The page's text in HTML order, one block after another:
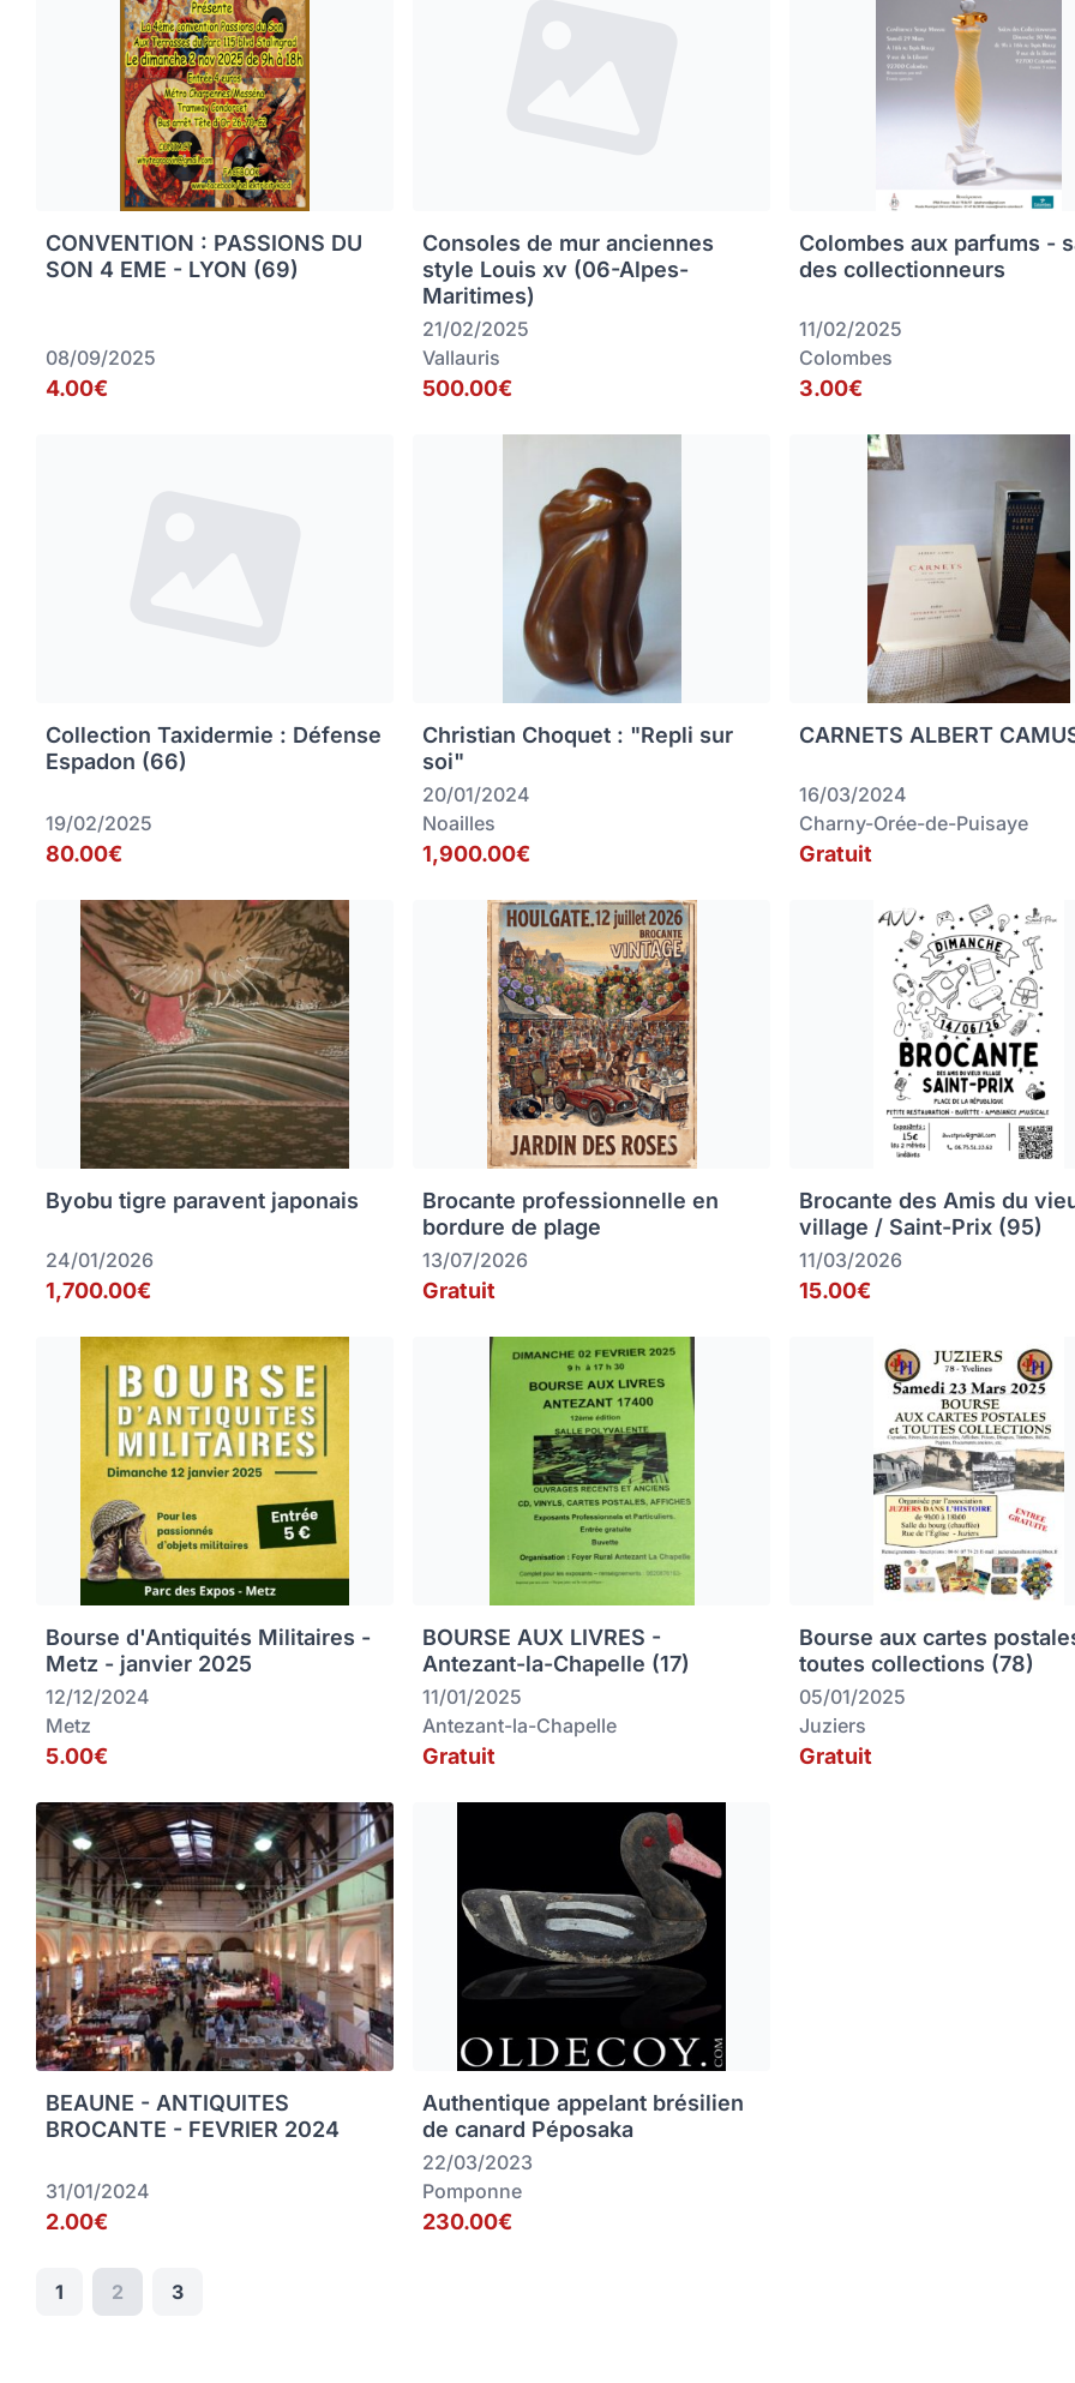
CONVENTION : PASSIONS DU
SON 4 EME - LYON (69)
08/09/2025
4.00€
Consoles de mur anciennes
style Louis xv (06-Alpes-
Maritimes)
21/02/2025
Vallauris
500.00€
Colombes aux parfums -
des collectionneurs
11/02/2025
Colombes
3.00€
Collection Taxidermie : Défense
Espadon (66)
19/02/2025
80.00€
Christian Choquet : "Repli sur
soi"
20/01/2024
Noailles
1,900.00€
CARNETS ALBERT
16/03/2024
Charny-Orée-de-Puisaye
Gratuit
Byobu tigre paravent japonais
24/01/2026
1,700.00€
Brocante professionnelle en
bordure de plage
13/07/2026
Gratuit
Brocante des Amis du
village / Saint-Prix (95)
11/03/2026
15.00€
Bourse d'Antiquités Militaires -
Metz - janvier 2025
12/12/2024
Metz
5.00€
BOURSE AUX LIVRES -
Antezant-la-Chapelle (17)
11/01/2025
Antezant-la-Chapelle
Gratuit
Bourse aux cartes
toutes collections (78)
05/01/2025
Juziers
Gratuit
BEAUNE - ANTIQUITES
BROCANTE - FEVRIER 2024
31/01/2024
2.00€
Authentique appelant brésilien
de canard Péposaka
22/03/2023
Pomponne
230.00€
1 2 3